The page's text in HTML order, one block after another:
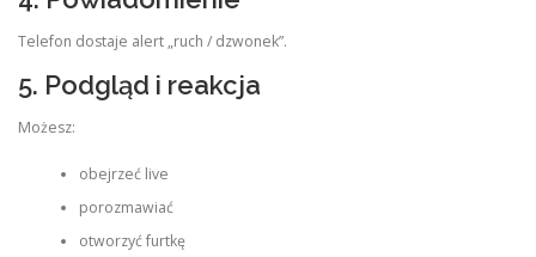
Telefon dostaje alert „ruch / dzwonek”.
5. Podgląd i reakcja
Możesz:
obejrzeć live
porozmawiać
otworzyć furtkę